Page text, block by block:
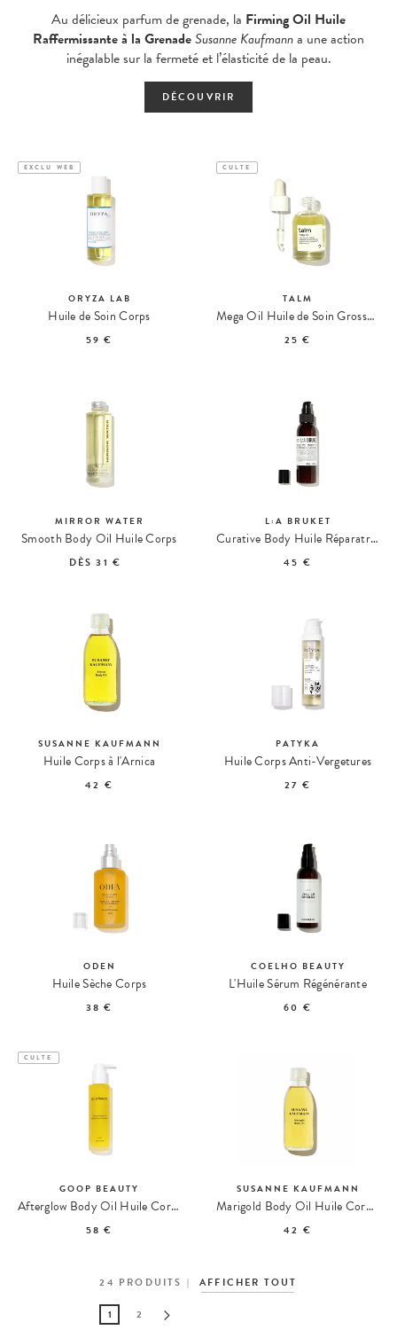
Au délicieux parfum de grenade, la Firming Oil Huile
Raffermissante à la GrenadeSusanne Kaufmanna une action
inégalable sur la fermeté et l’élasticité de la peau.
DÉCOUVRIR
EXCLU WEB
ORYZA LAB
Huile de Soin Corps
59 €
CULTE
TALM
Mega Oil Huile de Soin Grossesse & Post-Partum Format Voyage
25 €
MIRROR WATER
Smooth Body Oil Huile Corps
DÈS31 €
L:A BRUKET
Curative Body Huile Réparatrice Sauge Romarin Lavande 252
45 €
SUSANNE KAUFMANN
Huile Corps à l'Arnica
42 €
PATYKA
Huile Corps Anti-Vergetures
27 €
ODEN
Huile Sèche Corps
38 €
COELHO BEAUTY
L'Huile Sérum Régénérante
60 €
CULTE
GOOP BEAUTY
Afterglow Body Oil Huile Corps Éclat
58 €
SUSANNE KAUFMANN
Marigold Body Oil Huile Corps au Calendula
42 €
24 PRODUITS AFFICHER TOUT
1 2